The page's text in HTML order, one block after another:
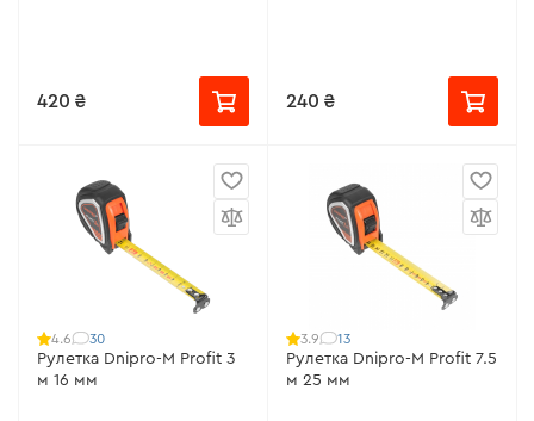
420 ₴ 240 ₴
4.6 30
Рулетка Dnipro-M Profit 3
м 16 мм
3.9 13
Рулетка Dnipro-M Profit 7.5
м 25 мм